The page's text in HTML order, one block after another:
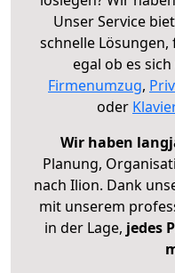
Unser Service
schnelle
egal ob es
Firmenumzug,
oder
Wir haben
Planung,
nach Ilion. Dank
mit unserem
in der Lage, jedes